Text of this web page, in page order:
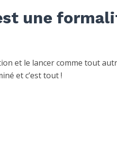
une
et le lancer comme tout
et c’est tout !